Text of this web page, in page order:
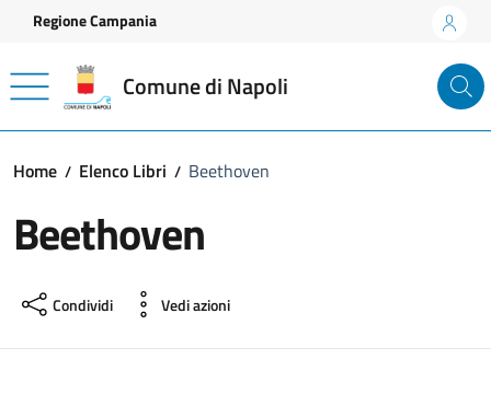
Vai ai contenuti
Vai al footer
Regione Campania
Comune di Napoli
Home Elenco Libri Beethoven
Beethoven
Condividi Vedi azioni